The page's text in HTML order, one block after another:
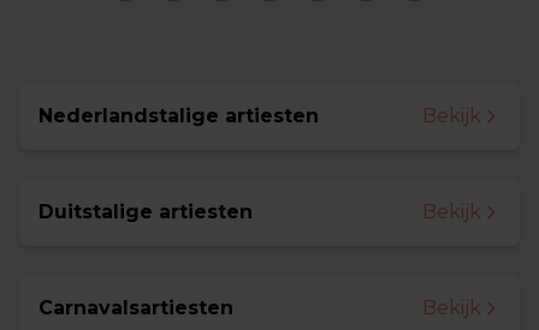
Nederlandstalige artiesten Bekijk
Duitstalige artiesten Bekijk
Carnavalsartiesten Bekijk